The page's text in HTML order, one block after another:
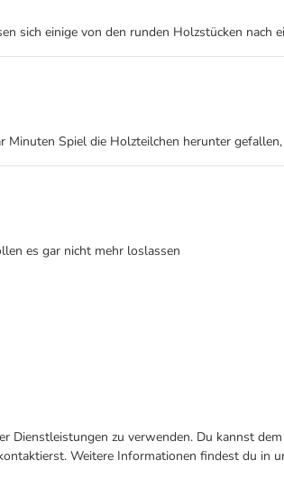
sich einige von den runden Holzstücken nach
Minuten Spiel die Holzteilchen herunter
es gar nicht mehr loslassen
zu verwenden. Du kannst
Weitere Informationen findest du in